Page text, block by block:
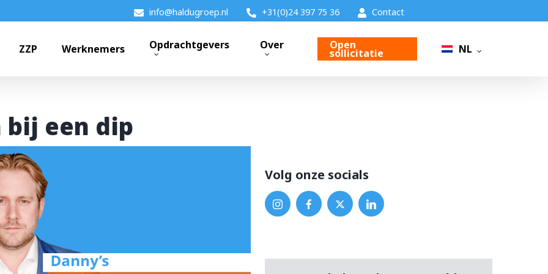
info@haldugroep.nl +31(0)24 397 75 36 Contact
ZZP Werknemers Opdrachtgevers Over Open
sollicitatie NL
bij een dip
Volg onze socials